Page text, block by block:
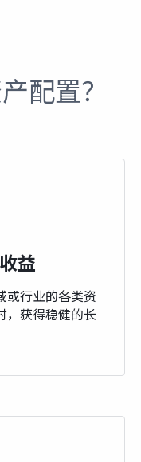
配置？
益
或行业的各类资
，获得稳健的长